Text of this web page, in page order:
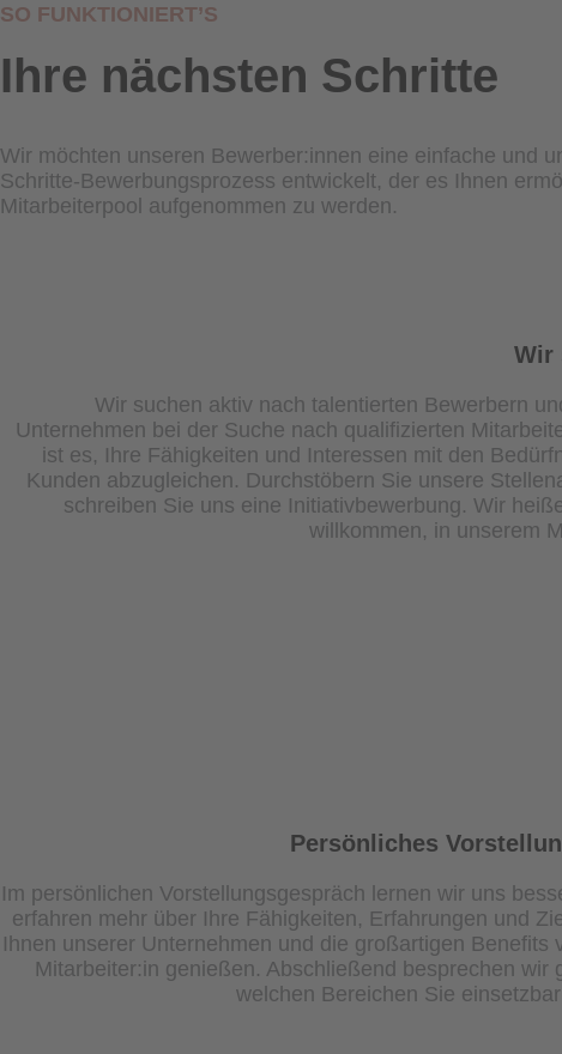
SO FUNKTIONIERT’S
Ihre nächsten Schritte
Wir möchten unseren Bewerber:innen eine einfache und
Schritte-Bewerbungsprozess entwickelt, der es Ihnen
Mitarbeiterpool aufgenommen zu werden.
Wir
Wir suchen aktiv nach talentierten Bewerbern
Unternehmen bei der Suche nach qualifizierten
ist es, Ihre Fähigkeiten und Interessen mit den
Kunden abzugleichen. Durchstöbern Sie unsere
schreiben Sie uns eine Initiativbewerbung. Wir
willkommen, in unserem
Persönliches
Im persönlichen Vorstellungsgespräch lernen wir uns
erfahren mehr über Ihre Fähigkeiten, Erfahrungen und
Ihnen unserer Unternehmen und die großartigen Benefits
Mitarbeiter:in genießen. Abschließend besprechen wir
welchen Bereichen Sie